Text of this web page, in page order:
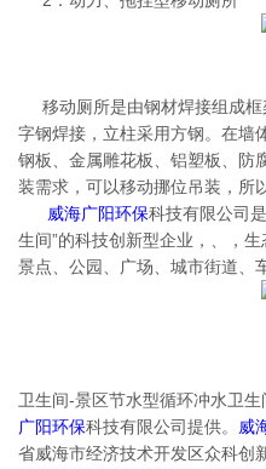
移动厕所是由钢材焊接组成框
字钢焊接，立柱采用方钢。在墙
钢板、金属雕花板、铝塑板、防
装需求，可以移动挪位吊装，所
威海广阳环保科技有限公司
生间”的科技创新型企业，、，
景点、公园、广场、城市街道、
卫生间-景区节水型循环冲水卫生
广阳环保科技有限公司提供。 威
省威海市经济技术开发区众科创